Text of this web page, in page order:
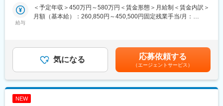
■キャリアプラン
勤続年数や経験値に関係なく、キャリアアップの機会があり、自
・3～5年目：グループリーダーとして5～10名のメンバーのマネ
ジメント
・5～10年目：部長として部署全体のマネジメント
■実績：
に加え、教育研修制度の導入企画など「会社の仕組みづくり」に
も積極的に関わっていけます。第二創業期の組織作りにコアメン
■業務内容
・派遣先企業（建設会社など）とのリレーション構築、ニーズヒ
給与
＜予定年収＞450万円～580万円＜賃金形態＞月給制＜賃金内訳＞
月額（基本給）：260,850円～450,500円固定残業手当/月：
はあくまで想定年収であり、ご経験／スキルを鑑みて最終的に決
定いたします。■昇給：年1回■賞与：年2回賃金はあくまでも目安
の金額であり、選考を通じて上下する可能性があります。月給(月
額)は固定手当を含めた表記です。
気になる 応募依頼する
（エージェントサービス）
NEW